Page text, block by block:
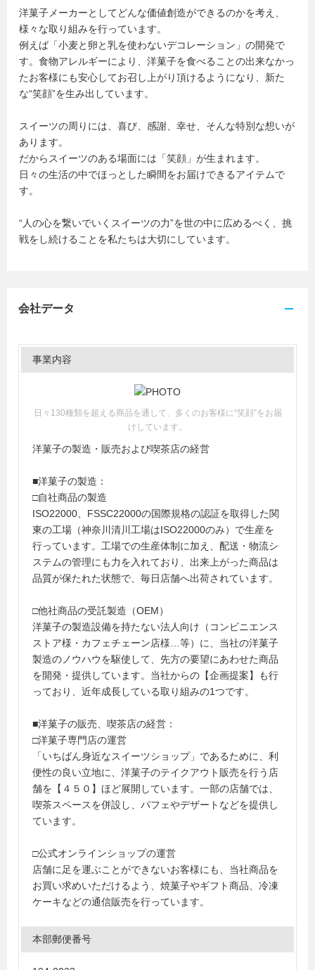
洋菓子メーカーとしてどんな価値創造ができるのかを考え、
様々な取り組みを行っています。
例えば「小麦と卵と乳を使わないデコレーション」の開発で
す。食物アレルギーにより、洋菓子を食べることの出来なかっ
たお客様にも安心してお召し上がり頂けるようになり、新た
な“笑顔”を生み出しています。
スイーツの周りには、喜び、感謝、幸せ、そんな特別な想いが
あります。
だからスイーツのある場面には「笑顔」が生まれます。
日々の生活の中でほっとした瞬間をお届けできるアイテムで
す。
“人の心を繋いでいくスイーツの力”を世の中に広めるべく、挑
戦をし続けることを私たちは大切にしています。
会社データ
事業内容
日々130種類を超える商品を通して、多くのお客様に“笑顔”をお届
けしています。
洋菓子の製造・販売および喫茶店の経営
■洋菓子の製造：
□自社商品の製造
ISO22000、FSSC22000の国際規格の認証を取得した関
東の工場（神奈川清川工場はISO22000のみ）で生産を
行っています。工場での生産体制に加え、配送・物流シ
ステムの管理にも力を入れており、出来上がった商品は
品質が保たれた状態で、毎日店舗へ出荷されています。
□他社商品の受託製造（OEM）
洋菓子の製造設備を持たない法人向け（コンビニエンス
ストア様・カフェチェーン店様…等）に、当社の洋菓子
製造のノウハウを駆使して、先方の要望にあわせた商品
を開発・提供しています。当社からの【企画提案】も行
っており、近年成長している取り組みの1つです。
■洋菓子の販売、喫茶店の経営：
□洋菓子専門店の運営
「いちばん身近なスイーツショップ」であるために、利
便性の良い立地に、洋菓子のテイクアウト販売を行う店
舗を【４５０】ほど展開しています。一部の店舗では、
喫茶スペースを併設し、パフェやデザートなどを提供し
ています。
□公式オンラインショップの運営
店舗に足を運ぶことができないお客様にも、当社商品を
お買い求めいただけるよう、焼菓子やギフト商品、冷凍
ケーキなどの通信販売を行っています。
本部郵便番号